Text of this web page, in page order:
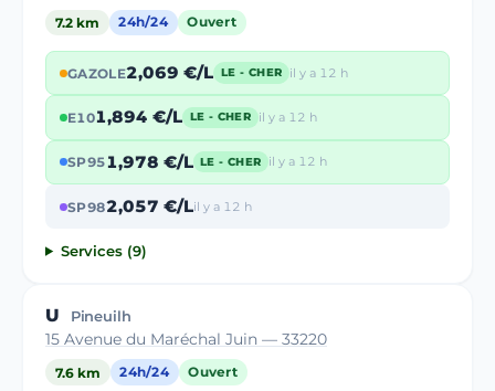
7.2 km 24h/24 Ouvert
GAZOLE2,069 €/L LE - CHER il y a 12 h
E101,894 €/L LE - CHER il y a 12 h
SP951,978 €/L LE - CHER il y a 12 h
SP982,057 €/Lil y a 12 h
Services (9)
U Pineuilh
15 Avenue du Maréchal Juin — 33220
7.6 km 24h/24 Ouvert